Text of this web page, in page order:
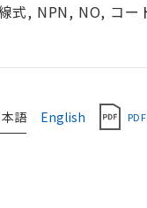
式, NPN, NO, コー
本語 English